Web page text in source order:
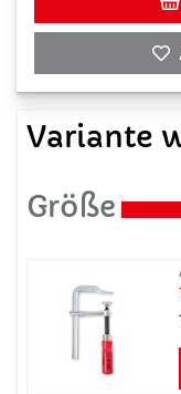
Variante
Größe